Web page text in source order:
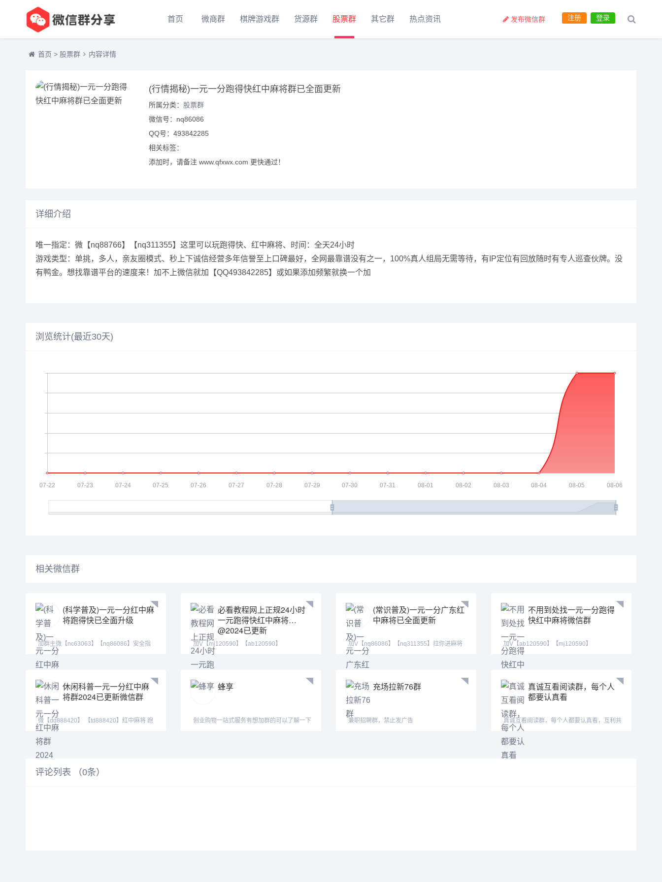
首页 微商群 棋牌游戏群 货源群 股票群 其它群 热点资讯 登录
注册
发布微信群
首页 > 股票群 内容详情
(行情揭秘)一元一分跑得快红中麻将群已全面更新
所属分类： 股票群
微信号：nq86086
QQ号：493842285
相关标签：
添加时，请备注 www.qfxwx.com 更快通过！
详细介绍
唯一指定：微【nq88766】【nq311355】这里可以玩跑得快、红中麻将、时间：全天24小时
游戏类型：单挑，多人，亲友圈模式、秒上下诚信经营多年信誉至上口碑最好，全网最靠谱没有之一，100%真人组局无需等待，有IP定位有回放随时有专人巡查伙牌。没
有鸭金。想找靠谱平台的速度来！加不上微信就加【QQ493842285】或如果添加频繁就换一个加
浏览统计(最近30天)
相关微信群
(科学普及)一元一分红中麻
将跑得快已全面升级
加群主微【nc63063】【nq86086】安全指
数：绿色、真实、
必看教程网上正规24小时
一元跑得快红中麻将
@2024已更新
加V【mj120590】【ab120590】
【tj525555】24小时火爆
(常识普及)一元一分广东红
中麻将已全面更新
加V【nq86086】【nq311355】拉你进麻将
圈。红中做鬼百
不用到处找一元一分跑得
快红中麻将微信群
加V【ab120590】【mj120590】
【tj525555】七年靠谱大
休闲科普一元一分红中麻
将群2024已更新微信群
微【dd888420】 【td888420】红中麻将 跑
得快 全天24
蜂享
创业购物一站式服务有想加群的可以了解一下
充场拉新76群
兼职招聘群，禁止发广告
真诚互看阅读群，每个人
都要认真看
真诚互看阅读群，每个人都要认真看，互利共
赢。
评论列表 （0条）